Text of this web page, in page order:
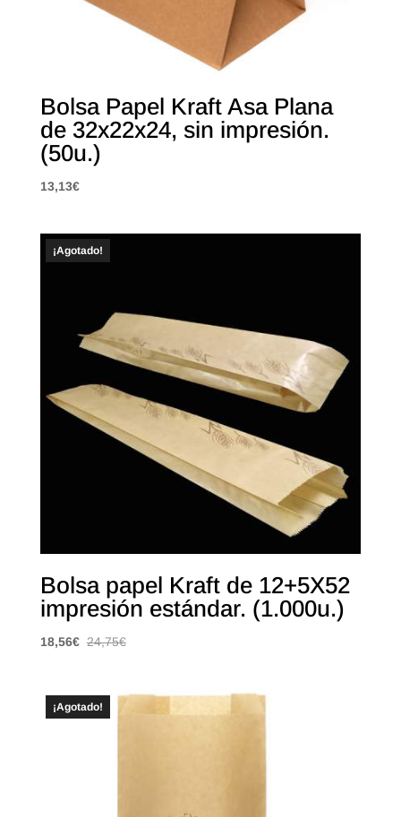
Bolsa Papel Kraft Asa Plana
de 32x22x24, sin impresión.
(50u.)
13,13€
¡Agotado!
Bolsa papel Kraft de 12+5X52
impresión estándar. (1.000u.)
18,56€ 24,75€
¡Agotado!